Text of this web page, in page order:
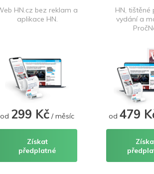
HN.cz bez reklam a
aplikace HN.
od 299 Kč / měsíc
Získat
předplatné
HN, tištěné
vydání a
od479